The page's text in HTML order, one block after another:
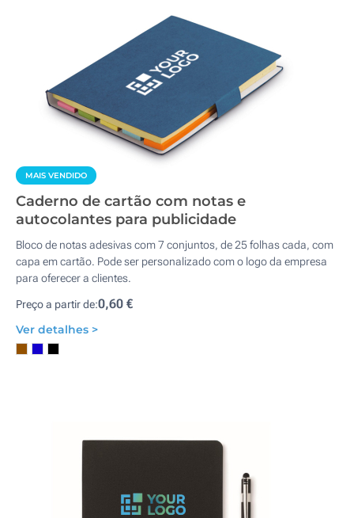
MAIS VENDIDO
Caderno de cartão com notas e
autocolantes para publicidade
Bloco de notas adesivas com 7 conjuntos, de 25 folhas cada, com
capa em cartão. Pode ser personalizado com o logo da empresa
para oferecer a clientes.
Preço a partir de:0,60 €
Ver detalhes >